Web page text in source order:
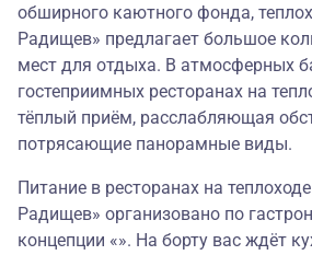
обширного каютного фонда,
Радищев» предлагает большое
мест для отдыха. В атмосферных
гостеприимных ресторанах на
тёплый приём, расслабляющая
потрясающие панорамные виды.
Питание в ресторанах на
Радищев» организовано по
концепции «». На борту вас ждёт